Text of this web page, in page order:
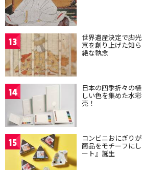
13 世界遺産決定で脚
京を創り上げた知
絶な執念
14 日本の四季折々の
しい色を集めた水
売！
15 コンビニおにぎり
商品をモチーフに
ート』誕生